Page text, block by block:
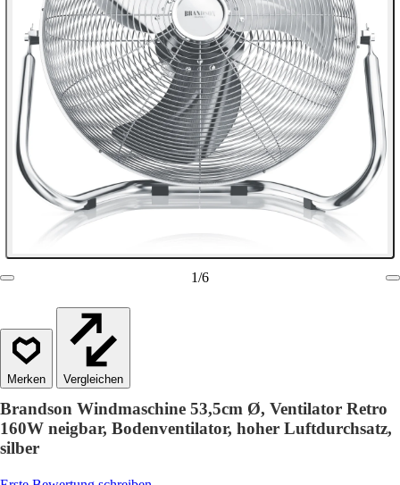
1/6
Vergleichen
Brandson Windmaschine 53,5cm Ø, Ventilator Retro
160W neigbar, Bodenventilator, hoher Luftdurchsatz,
silber